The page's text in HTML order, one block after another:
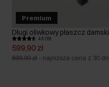
Premium
Długi oliwkowy płaszcz
4.6 (16)
599,90 zł
699,90 zł - najniższa cena z 30